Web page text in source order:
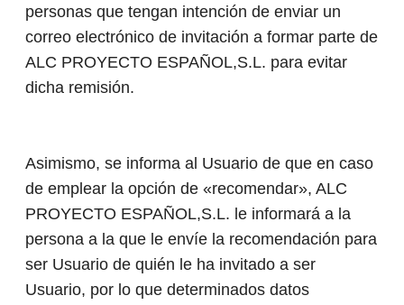
personas que tengan intención de enviar un
correo electrónico de invitación a formar parte de
ALC PROYECTO ESPAÑOL,S.L. para evitar
dicha remisión.
Asimismo, se informa al Usuario de que en caso
de emplear la opción de «recomendar», ALC
PROYECTO ESPAÑOL,S.L. le informará a la
persona a la que le envíe la recomendación para
ser Usuario de quién le ha invitado a ser
Usuario, por lo que determinados datos